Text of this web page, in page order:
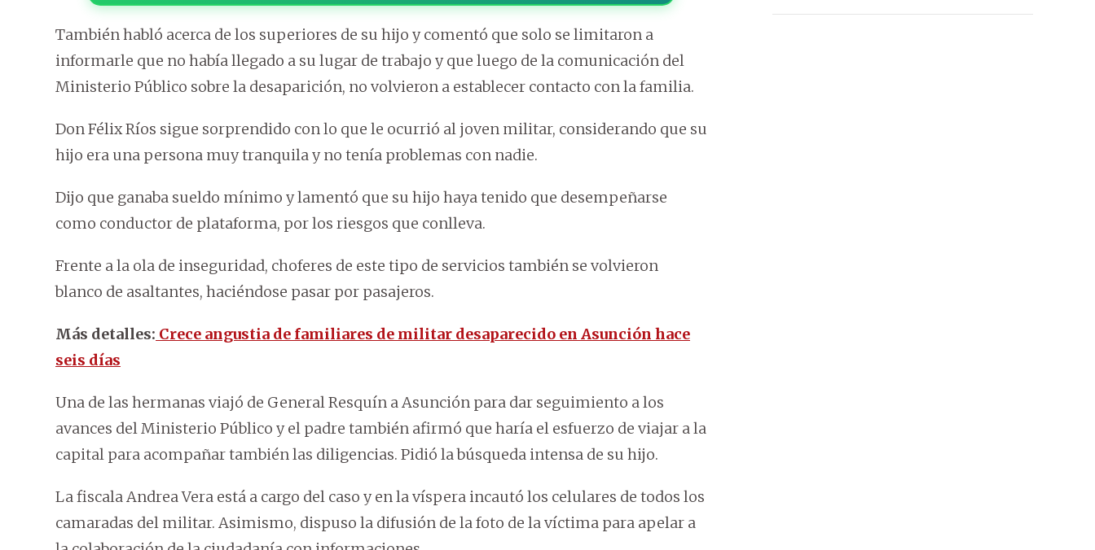
También habló acerca de los superiores de su hijo y comentó que solo se limitaron a
informarle que no había llegado a su lugar de trabajo y que luego de la comunicación del
Ministerio Público sobre la desaparición, no volvieron a establecer contacto con la familia.
Don Félix Ríos sigue sorprendido con lo que le ocurrió al joven militar, considerando que su
hijo era una persona muy tranquila y no tenía problemas con nadie.
Dijo que ganaba sueldo mínimo y lamentó que su hijo haya tenido que desempeñarse
como conductor de plataforma, por los riesgos que conlleva.
Frente a la ola de inseguridad, choferes de este tipo de servicios también se volvieron
blanco de asaltantes, haciéndose pasar por pasajeros.
Más detalles: Crece angustia de familiares de militar desaparecido en Asunción hace
seis días
Una de las hermanas viajó de General Resquín a Asunción para dar seguimiento a los
avances del Ministerio Público y el padre también afirmó que haría el esfuerzo de viajar a la
capital para acompañar también las diligencias. Pidió la búsqueda intensa de su hijo.
La fiscala Andrea Vera está a cargo del caso y en la víspera incautó los celulares de todos los
camaradas del militar. Asimismo, dispuso la difusión de la foto de la víctima para apelar a